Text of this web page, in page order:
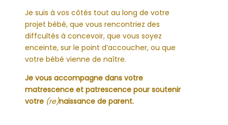
Je suis à vos côtés tout au long de votre
projet bébé, que vous rencontriez des
diffcultés à concevoir, que vous soyez
enceinte, sur le point d’accoucher, ou que
votre bébé vienne de naître.
Je vous accompagne dans votre
matrescence et patrescence pour soutenir
votre (re)naissance de parent.